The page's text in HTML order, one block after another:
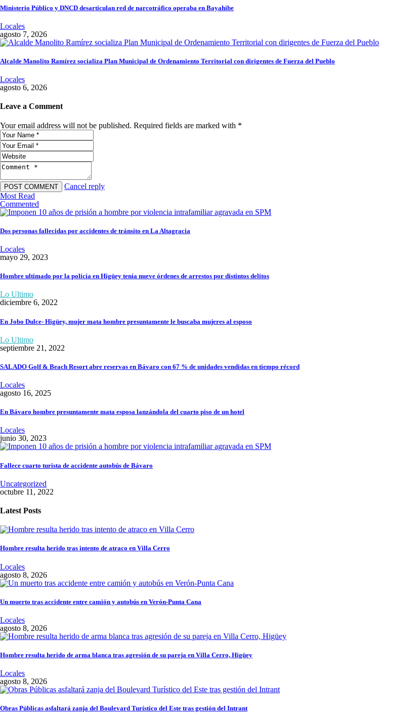
Ministerio Público y DNCD desarticulan red de narcotráfico operaba en Bayahibe
Locales
agosto 7, 2026
Alcalde Manolito Ramírez socializa Plan Municipal de Ordenamiento Territorial con dirigentes de Fuerza del Pueblo
Locales
agosto 6, 2026
Leave a Comment
Your email address will not be published. Required fields are marked with *
Cancel reply
Most Read
Commented
Dos personas fallecidas por accidentes de tránsito en La Altagracia
Locales
mayo 29, 2023
Hombre ultimado por la policía en Higüey tenía nueve órdenes de arrestos por distintos delitos
Lo Ultimo
diciembre 6, 2022
En Jobo Dulce- Higüey, mujer mata hombre presuntamente le buscaba mujeres al esposo
Lo Ultimo
septiembre 21, 2022
SALADO Golf & Beach Resort abre reservas en Bávaro con 67 % de unidades vendidas en tiempo récord
Locales
agosto 16, 2025
En Bávaro hombre presuntamente mata esposa lanzándola del cuarto piso de un hotel
Locales
junio 30, 2023
Fallece cuarto turista de accidente autobús de Bávaro
Uncategorized
octubre 11, 2022
Latest Posts
Hombre resulta herido tras intento de atraco en Villa Cerro
Locales
agosto 8, 2026
Un muerto tras accidente entre camión y autobús en Verón-Punta Cana
Locales
agosto 8, 2026
Hombre resulta herido de arma blanca tras agresión de su pareja en Villa Cerro, Higüey
Locales
agosto 8, 2026
Obras Públicas asfaltará zanja del Boulevard Turístico del Este tras gestión del Intrant